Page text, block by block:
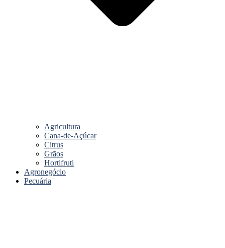
Agricultura
Cana-de-Açúcar
Citrus
Grãos
Hortifruti
Agronegócio
Pecuária